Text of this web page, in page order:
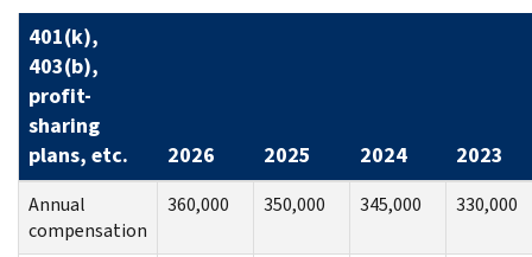
401(k),
403(b),
profit-
sharing
plans, etc.
2026 2025 2024 2023
Annual
compensation
360,000 350,000 345,000 330,000